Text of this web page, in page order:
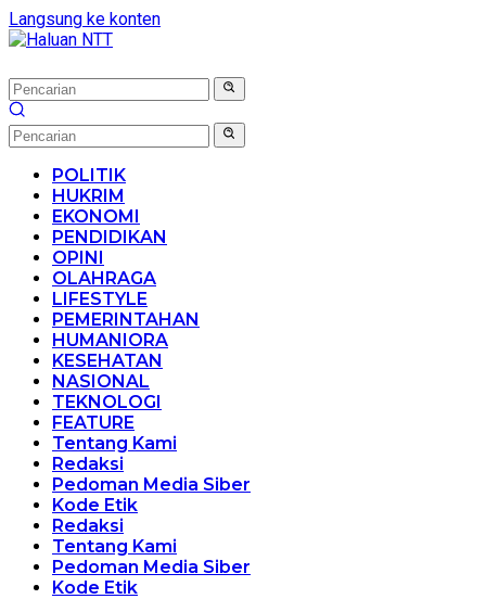
Langsung ke konten
POLITIK
HUKRIM
EKONOMI
PENDIDIKAN
OPINI
OLAHRAGA
LIFESTYLE
PEMERINTAHAN
HUMANIORA
KESEHATAN
NASIONAL
TEKNOLOGI
FEATURE
Tentang Kami
Redaksi
Pedoman Media Siber
Kode Etik
Redaksi
Tentang Kami
Pedoman Media Siber
Kode Etik